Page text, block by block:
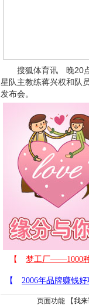
搜狐体育讯 晚20点
星队主教练蒋兴权和队
发布会。
页面功能 【我来